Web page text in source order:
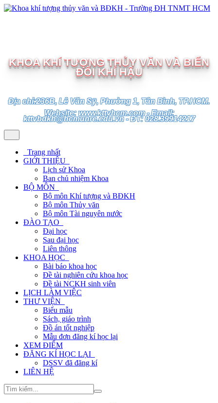
KHOA KHÍ TƯỢNG THỦY VĂN VÀ BIẾN
ĐỔI KHÍ HẬU
Địa chỉ:236B, Lê Văn Sỹ, Phường 1, Tân Bình, TP.HCM.
Website: www.kttvhcm.com - Email:
kttvbdkh@hcmunre.edu.vn - ĐT: 028.39914217
Trang nhất
GIỚI THIỆU
Lịch sử Khoa
Ban chủ nhiệm Khoa
BỘ MÔN
Bộ môn Khí tượng và BĐKH
Bộ môn Thủy văn
Bộ môn Tài nguyên nước
ĐÀO TẠO
Đại học
Sau đại học
Liên thông
KHOA HỌC
Bài báo khoa học
Đề tài nghiên cứu khoa học
Đề tài NCKH sinh viên
LỊCH LÀM VIỆC
THƯ VIỆN
Biểu mẫu
Sách, giáo trình
Đồ án tốt nghiệp
Mẫu đơn đăng kí học lại
XEM ĐIỂM
ĐĂNG KÍ HỌC LẠI
DSSV đã đăng kí
LIÊN HỆ